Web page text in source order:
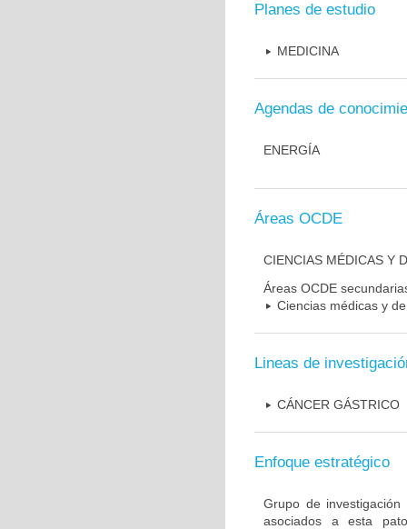
Planes de estudio
MEDICINA
Agendas de
ENERGÍA
Áreas OCDE
CIENCIAS MÉDICAS Y
Áreas OCDE
Ciencias médicas y
Lineas de
CÁNCER GÁSTRICO
Enfoque estratégico
Grupo de
asociados a esta